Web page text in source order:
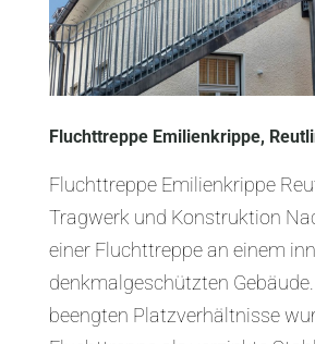
Fluchttreppe Emilienkrippe,
Fluchttreppe Emilienkrippe
Tragwerk und Konstruktion
einer Fluchttreppe an einem
denkmalgeschützten
beengten Platzverhältnisse